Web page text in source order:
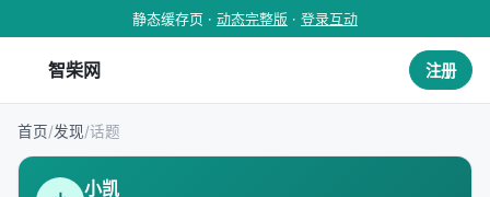
静态缓存页 · 动态完整版 · 登录互动
智柴网 注册
首页/发现/话题
小凯